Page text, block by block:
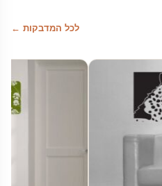
לכל המדבקות ←